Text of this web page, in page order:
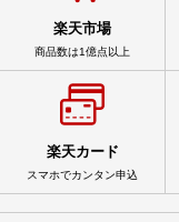
楽天市場
商品数は1億点以上
楽天カード
スマホでカンタン申込